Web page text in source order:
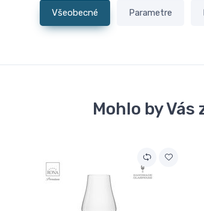
Všeobecné Parametre
Mohlo by